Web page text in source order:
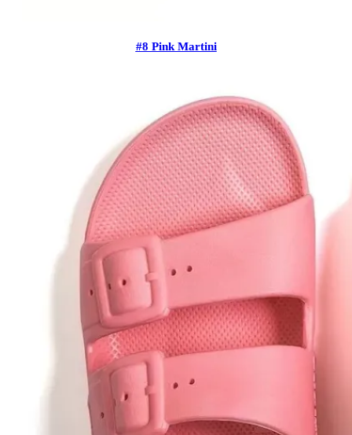
#8 Pink Martini